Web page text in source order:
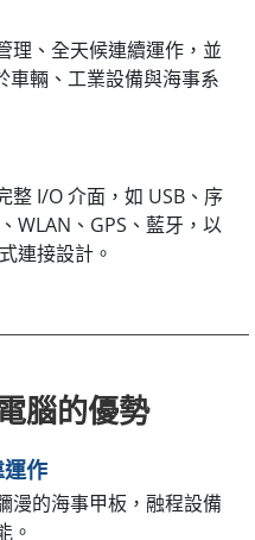
理、全天候連續運作，並
車輛、工業設備與海事系
整 I/O 介面，如 USB、序
WLAN、GPS、藍牙，以
連接設計。
腦的優勢
作
漫的海事甲板，融程設備
。